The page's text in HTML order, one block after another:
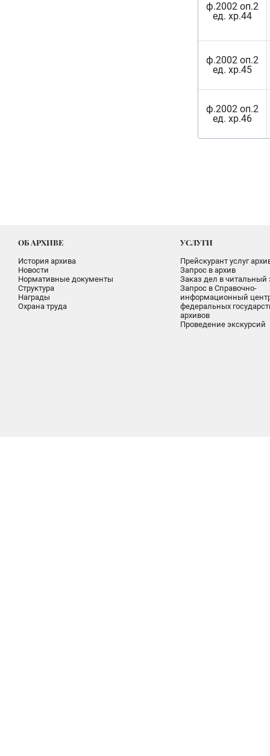
ф.2002 оп.2
ед. хр.44
ф.2002 оп.2
ед. хр.45
ф.2002 оп.2
ед. хр.46
ОБ АРХИВЕ
История архива
Новости
Нормативные документы
Структура
Награды
Охрана труда
УСЛУГИ
Прейскурант услуг
Запрос в архив
Заказ дел в читальный
Запрос в Справочно-
информационный
федеральных
архивов
Проведение экскурсий